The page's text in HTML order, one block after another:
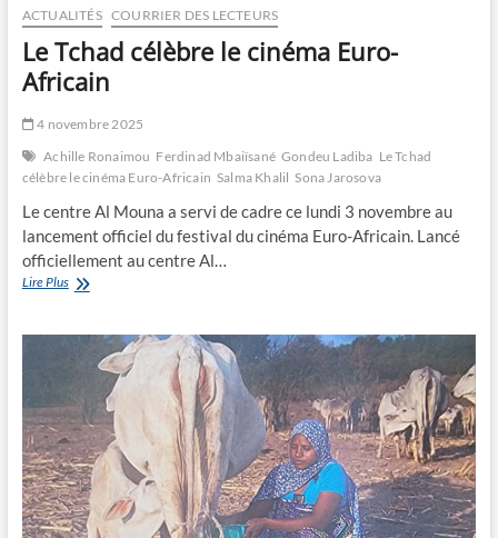
développement,
mémoires
d’une
représentante
de
FAO »
ACTUALITÉS COURRIER DES LECTEURS
Le Tchad célèbre le cinéma Euro-
Africain
4 novembre 2025
Achille Ronaimou Ferdinad Mbaiïsané Gondeu Ladiba Le Tchad
célèbre le cinéma Euro-Africain Salma Khalil Sona Jarosova
Le centre Al Mouna a servi de cadre ce lundi 3 novembre au
lancement officiel du festival du cinéma Euro-Africain. Lancé
officiellement au centre Al…
Lire PlusLe
cinéma
Africain